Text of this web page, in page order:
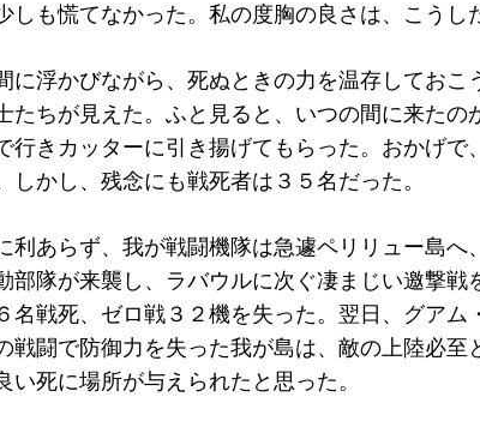
も慌てなかった。私の度胸の良さは、こうし
浮かびながら、死ぬときの力を温存しておこ
たちが見えた。ふと見ると、いつの間に来た
行きカッターに引き揚げてもらった。おかげ
かし、残念にも戦死者は３５名だった。
利あらず、我が戦闘機隊は急遽ペリリュー島
部隊が来襲し、ラバウルに次ぐ凄まじい邀撃
名戦死、ゼロ戦３２機を失った。翌日、グア
戦闘で防御力を失った我が島は、敵の上陸必
死に場所が与えられたと思った。